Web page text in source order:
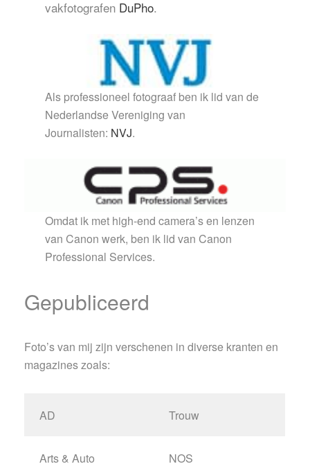
vakfotografen DuPho.
Als professioneel fotograaf ben ik lid van de
Nederlandse Vereniging van
Journalisten: NVJ.
Omdat ik met high-end camera’s en lenzen
van Canon werk, ben ik lid van Canon
Professional Services.
Gepubliceerd
Foto’s van mij zijn verschenen in diverse kranten en
magazines zoals:
AD Trouw
Arts & Auto NOS